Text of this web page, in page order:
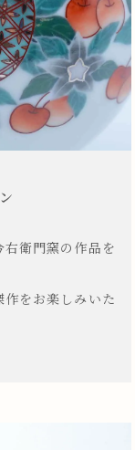
衛門窯の作品を
をお楽しみいた